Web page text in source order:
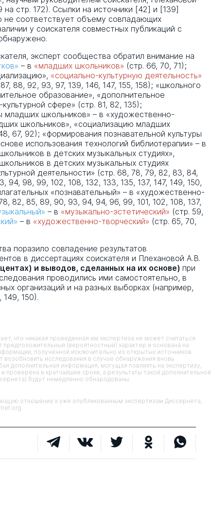
стр. 172). Ссылки на источники [42] и [139]
не соответствует объему совпадающих
у соискателя совместных публикаций с
эксперт сообщества обратил внимание на
– в «младших школьников» (стр. 66, 70, 71);
«социально-культурную деятельность»
88, 92, 93, 97, 139, 146, 147, 155, 158); «школьного
образование», «дополнительное
сфере» (стр. 81, 82, 135);
младших школьников» – в «художественно-
школьников», «социализацию младших
67, 92); «формирования познавательной культуры
использования технологий библиотерапии» – в
в детских музыкальных студиях»,
в детских музыкальных студиях
деятельности» (стр. 68, 78, 79, 82, 83, 84,
94, 98, 99, 102, 108, 132, 133, 135, 137, 147, 149, 150,
«познавательный» – в «художественно-
82, 85, 89, 90, 93, 94, 94, 96, 99, 101, 102, 108, 137,
– в «музыкально-эстетический» (стр. 59,
– в «художественно-творческий» (стр. 65, 70,
поразило совпадение результатов
в диссертациях соискателя и Плехановой А.В.
и выводов, сделанных на их основе) при
проводились ими самостоятельно, в
организаций и на разных выборках (например,
149, 150).
что никакая проведенная им экспертиза не может считаться
предположительный (вероятностный) характер и основана на
полученной исключительно из открытых источников.
исследования в случае обнаружения вновь
дополнительная информация, могущая повлиять на экспертизу,
проверена в кратчайшие сроки, а результаты такой дополнительной
будут немедленно обнародованы.
отношение к уже опубликованным экспертизам Диссернета,